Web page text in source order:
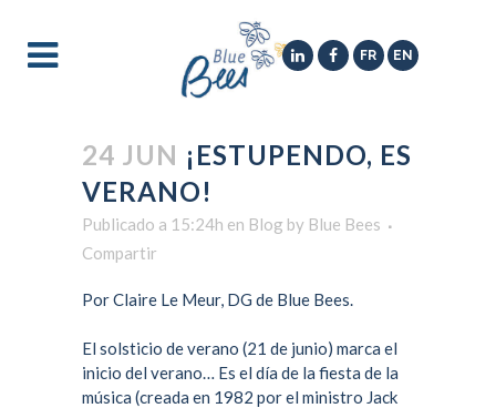
FR EN
24 JUN ¡ESTUPENDO, ES
VERANO!
Publicado a 15:24h en Blog by Blue Bees
Compartir
Por Claire Le Meur, DG de Blue Bees.
El solsticio de verano (21 de junio) marca el
inicio del verano… Es el día de la fiesta de la
música (creada en 1982 por el ministro Jack